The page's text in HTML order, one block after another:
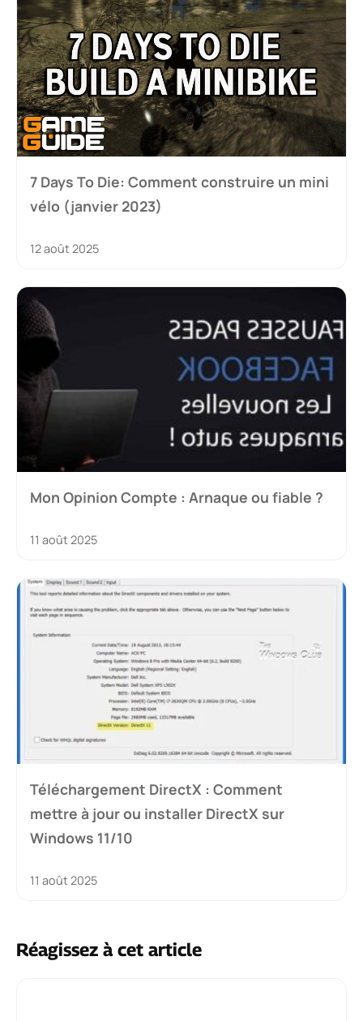
7 Days To Die: Comment construire un mini
vélo (janvier 2023)
12 août 2025
Mon Opinion Compte : Arnaque ou fiable ?
11 août 2025
Téléchargement DirectX : Comment
mettre à jour ou installer DirectX sur
Windows 11/10
11 août 2025
Réagissez à cet article